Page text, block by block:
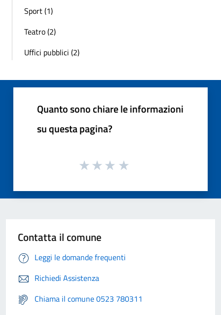
Sport (1)
Teatro (2)
Uffici pubblici (2)
Quanto sono chiare le informazioni
su questa pagina?
Contatta il comune
Leggi le domande frequenti
Richiedi Assistenza
Chiama il comune 0523 780311